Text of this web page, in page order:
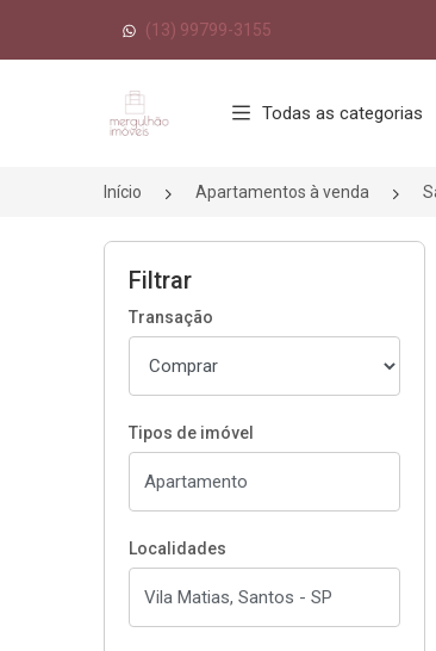
(13) 99799-3155
Página inicial
Todas as categorias
Início Apartamentos à venda
Filtrar
Transação
Tipos de imóvel
Localidades